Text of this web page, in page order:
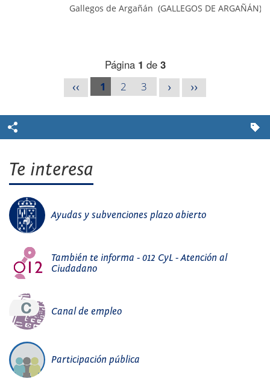
Gallegos de Argañán (GALLEGOS DE ARGAÑÁN)
Página 1 de 3
<< 1 2 3 > >>
Te interesa
Ayudas y subvenciones plazo abierto
También te informa - 012 CyL - Atención al
Ciudadano
Canal de empleo
Participación pública